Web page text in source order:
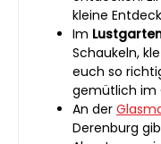
kleine
Im
Schaukeln,
euch so
gemütlich im
An der
Derenburg